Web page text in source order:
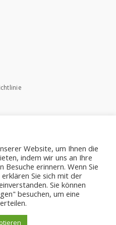
Website, um Ihnen die
indem wir uns an Ihre
erinnern. Wenn Sie
Sie sich mit der
Sie können
besuchen, um eine